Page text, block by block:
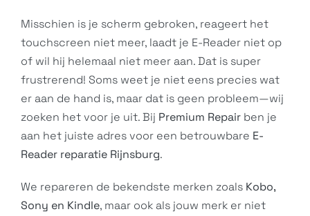
Misschien is je scherm gebroken, reageert het
touchscreen niet meer, laadt je E-Readerniet op
of wil hij helemaal niet meer aan. Dat is super
frustrerend! Soms weet je niet eens precies wat
er aan de hand is, maar dat is geen probleem—wij
zoeken het voor je uit. Bij Premium Repairben je
aan het juiste adres voor een betrouwbare E-
Reader reparatie Rijnsburg.
We repareren de bekendste merken zoals Kobo,
Sony en Kindle, maar ook als jouw merk er niet